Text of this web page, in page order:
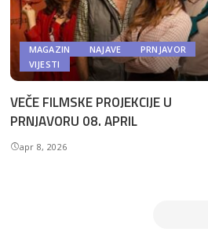
MAGAZIN NAJAVE
PRNJAVOR
VIJESTI
VEČE FILMSKE PROJEKCIJE U
PRNJAVORU 08. APRIL
apr 8, 2026